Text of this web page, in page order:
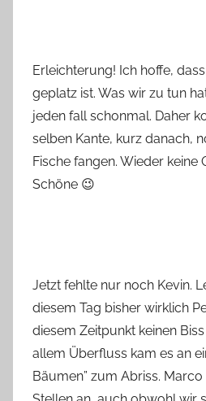
Erleichterung! Ich hoffe,
geplatz ist. Was wir zu tun
jeden fall schonmal. Daher
selben Kante, kurz danach,
Fische fangen. Wieder keine
Schöne 😉
Jetzt fehlte nur noch Kevin.
diesem Tag bisher wirklich
diesem Zeitpunkt keinen
allem Überfluss kam es an
Bäumen” zum Abriss.